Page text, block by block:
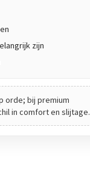
zijn
orde; bij premium
in comfort en slijtage.